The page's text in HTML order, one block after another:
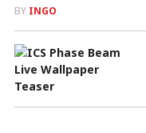
BY INGO